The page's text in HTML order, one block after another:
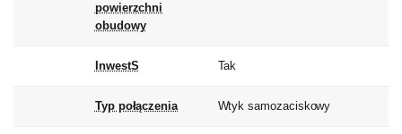
powierzchni
obudowy
InwestS Tak
Typ połączenia Wtyk samozaciskowy